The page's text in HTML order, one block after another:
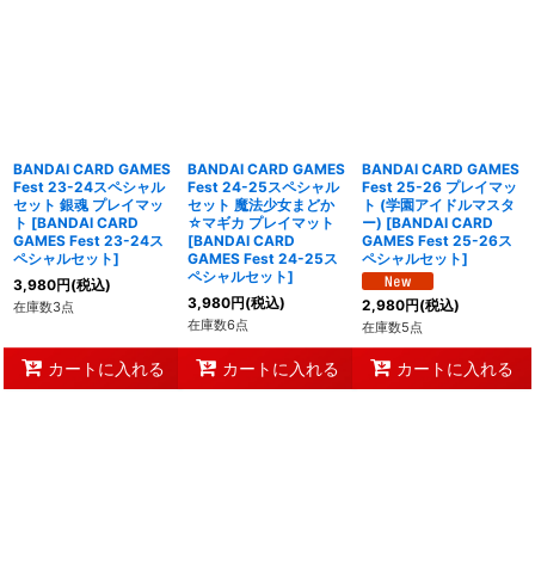
BANDAI CARD GAMES
Fest 23-24スペシャル
セット 銀魂 プレイマッ
ト [BANDAI CARD
GAMES Fest 23-24ス
ペシャルセット]
3,980円(税込)
在庫数3点
カートに入れる
BANDAI CARD GAMES
Fest 24-25スペシャル
セット 魔法少女まどか
☆マギカ プレイマット
[BANDAI CARD
GAMES Fest 24-25ス
ペシャルセット]
3,980円(税込)
在庫数6点
カートに入れる
BANDAI CARD GAMES
Fest 25-26 プレイマッ
ト (学園アイドルマスタ
ー) [BANDAI CARD
GAMES Fest 25-26ス
ペシャルセット]
2,980円(税込)
在庫数5点
カートに入れる